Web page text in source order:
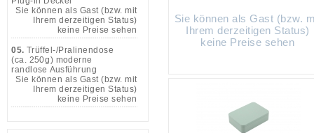
Sie können als Gast (bzw.
Ihrem derzeitigen Status)
keine Preise sehen
Sie können als Gast (bzw. mit
Ihrem derzeitigen Status)
keine Preise sehen
05. Trüffel-/Pralinendose
(ca. 250g) moderne
randlose Ausführung
Sie können als Gast (bzw. mit
Ihrem derzeitigen Status)
keine Preise sehen